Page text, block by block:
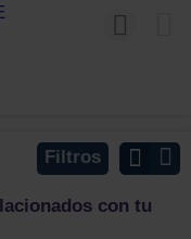
Filtros
con tu